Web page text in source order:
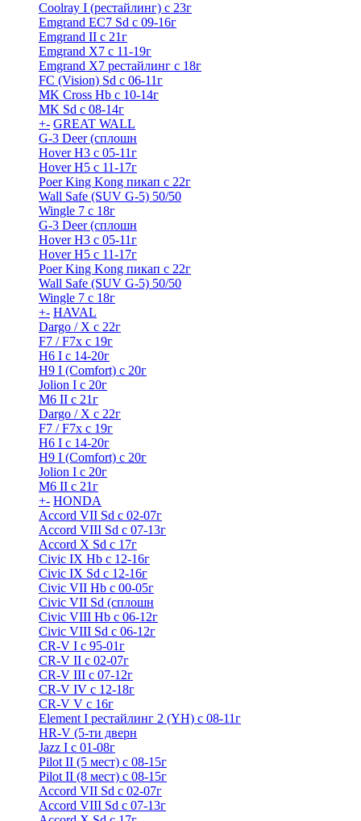
Coolray I (рестайлинг) с 23г
Emgrand EC7 Sd c 09-16г
Emgrand II с 21г
Emgrand X7 c 11-19г
Emgrand X7 рестайлинг c 18г
FC (Vision) Sd c 06-11г
MK Cross Hb с 10-14г
MK Sd с 08-14г
+- GREAT WALL
G-3 Deer (сплошн
Hover H3 с 05-11г
Hover H5 с 11-17г
Poer King Kong пикап с 22г
Wall Safe (SUV G-5) 50/50
Wingle 7 с 18г
G-3 Deer (сплошн
Hover H3 с 05-11г
Hover H5 с 11-17г
Poer King Kong пикап с 22г
Wall Safe (SUV G-5) 50/50
Wingle 7 с 18г
+- HAVAL
Dargo / Х с 22г
F7 / F7x с 19г
H6 I с 14-20г
H9 I (Comfort) с 20г
Jolion I с 20г
M6 II с 21г
Dargo / Х с 22г
F7 / F7x с 19г
H6 I с 14-20г
H9 I (Comfort) с 20г
Jolion I с 20г
M6 II с 21г
+- HONDA
Accord VII Sd с 02-07г
Accord VIII Sd с 07-13г
Accord X Sd с 17г
Civic IX Hb с 12-16г
Civic IX Sd c 12-16г
Civic VII Hb с 00-05г
Civic VII Sd (сплошн
Civic VIII Hb с 06-12г
Civic VIII Sd с 06-12г
CR-V I с 95-01г
CR-V II с 02-07г
CR-V III с 07-12г
CR-V IV с 12-18г
CR-V V с 16г
Element I рестайлинг 2 (YH) с 08-11г
HR-V (5-ти дверн
Jazz I c 01-08г
Pilot II (5 мест) с 08-15г
Pilot II (8 мест) с 08-15г
Accord VII Sd с 02-07г
Accord VIII Sd с 07-13г